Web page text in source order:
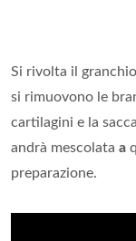
Si rivolta il
si rimuovono le
cartilagini e la
andrà mescolata a
preparazione.